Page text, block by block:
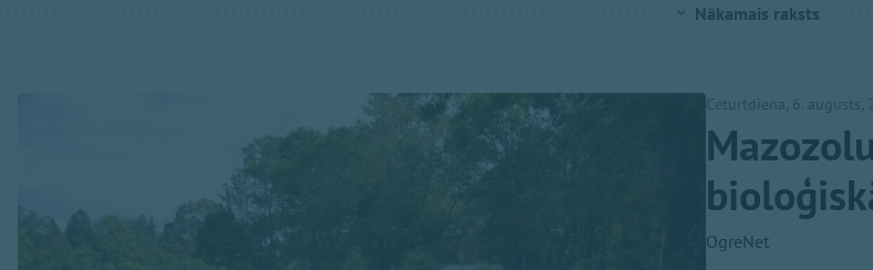
Nākamais raksts
Ceturtdiena, 6. augusts,
OgreNet